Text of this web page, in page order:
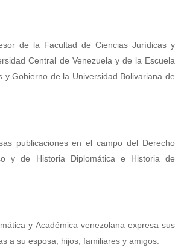
de la Facultad de Ciencias Jurídicas y
Central de Venezuela y de la Escuela
y Gobierno de la Universidad Bolivariana de
publicaciones en el campo del Derecho
y de Historia Diplomática e Historia de
y Académica venezolana expresa sus
a su esposa, hijos, familiares y amigos.